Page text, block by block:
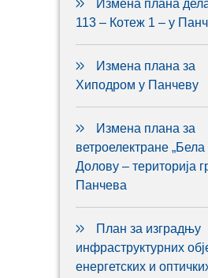
Измена плана
113 – Котеж 1 – у
Измена плана за
Хиподром у Панчеву
Измена плана за
ветроелектране „Бела
Долову – територија
Панчева
План за изградњу
инфраструктурних
енергетских и